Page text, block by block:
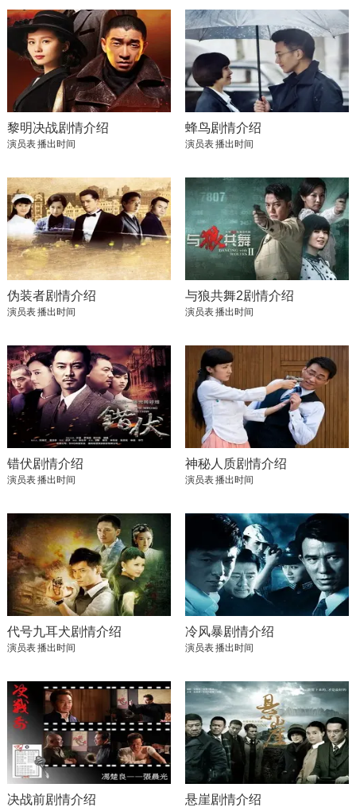
黎明决战剧情介绍
演员表播出时间
蜂鸟剧情介绍
演员表播出时间
伪装者剧情介绍
演员表播出时间
与狼共舞2剧情介绍
演员表播出时间
错伏剧情介绍
演员表播出时间
神秘人质剧情介绍
演员表播出时间
代号九耳犬剧情介绍
演员表播出时间
冷风暴剧情介绍
演员表播出时间
决战前剧情介绍 悬崖剧情介绍